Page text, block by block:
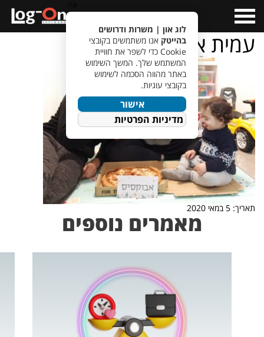
Menu
עמית אבוקסיס
תאריך: 5 במאי 2020
מאמרים נוספים
לוג און | משרות ודרושים
בהייטק אנו משתמשים בקובצי
Cookie כדי לשפר את חוויית
המשתמש שלך. המשך השימוש
באתר מהווה הסכמה לשימוש
בקובצי עוגיות.
אישור
מדיניות הפרטיות